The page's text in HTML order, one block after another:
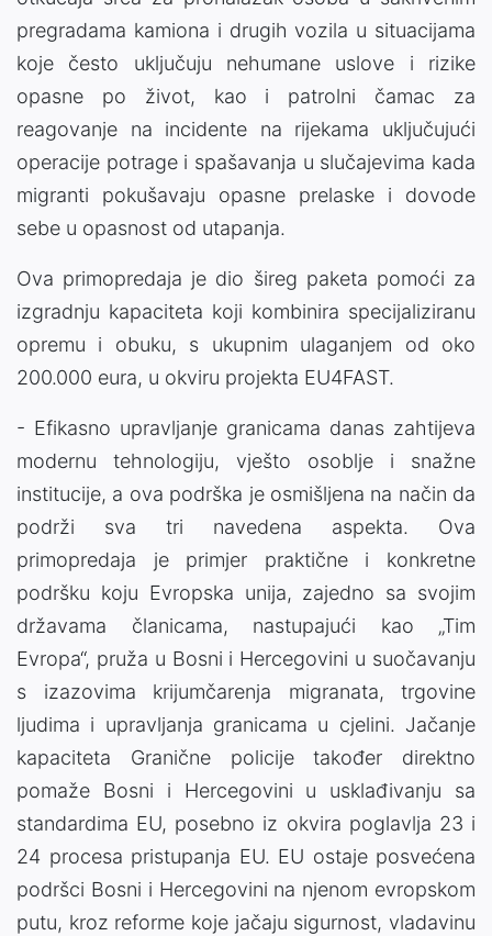
pregradama kamiona i drugih vozila u situacijama
koje često uključuju nehumane uslove i rizike
opasne po život, kao i patrolni čamac za
reagovanje na incidente na rijekama uključujući
operacije potrage i spašavanja u slučajevima kada
migranti pokušavaju opasne prelaske i dovode
sebe u opasnost od utapanja.
Ova primopredaja je dio šireg paketa pomoći za
izgradnju kapaciteta koji kombinira specijaliziranu
opremu i obuku, s ukupnim ulaganjem od oko
200.000 eura, u okviru projekta EU4FAST.
- Efikasno upravljanje granicama danas zahtijeva
modernu tehnologiju, vješto osoblje i snažne
institucije, a ova podrška je osmišljena na način da
podrži sva tri navedena aspekta. Ova
primopredaja je primjer praktične i konkretne
podršku koju Evropska unija, zajedno sa svojim
državama članicama, nastupajući kao „Tim
Evropa“, pruža u Bosni i Hercegovini u suočavanju
s izazovima krijumčarenja migranata, trgovine
ljudima i upravljanja granicama u cjelini. Jačanje
kapaciteta Granične policije također direktno
pomaže Bosni i Hercegovini u usklađivanju sa
standardima EU, posebno iz okvira poglavlja 23 i
24 procesa pristupanja EU. EU ostaje posvećena
podršci Bosni i Hercegovini na njenom evropskom
putu, kroz reforme koje jačaju sigurnost, vladavinu